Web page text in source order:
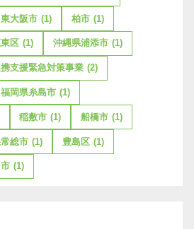
東大阪市 (1) 柏市 (1)
区 (1) 沖縄県浦添市 (1)
支援緊急対策事業 (2)
福岡県糸島市 (1)
稲敷市 (1) 船橋市 (1)
総市 (1) 豊島区 (1)
(1)